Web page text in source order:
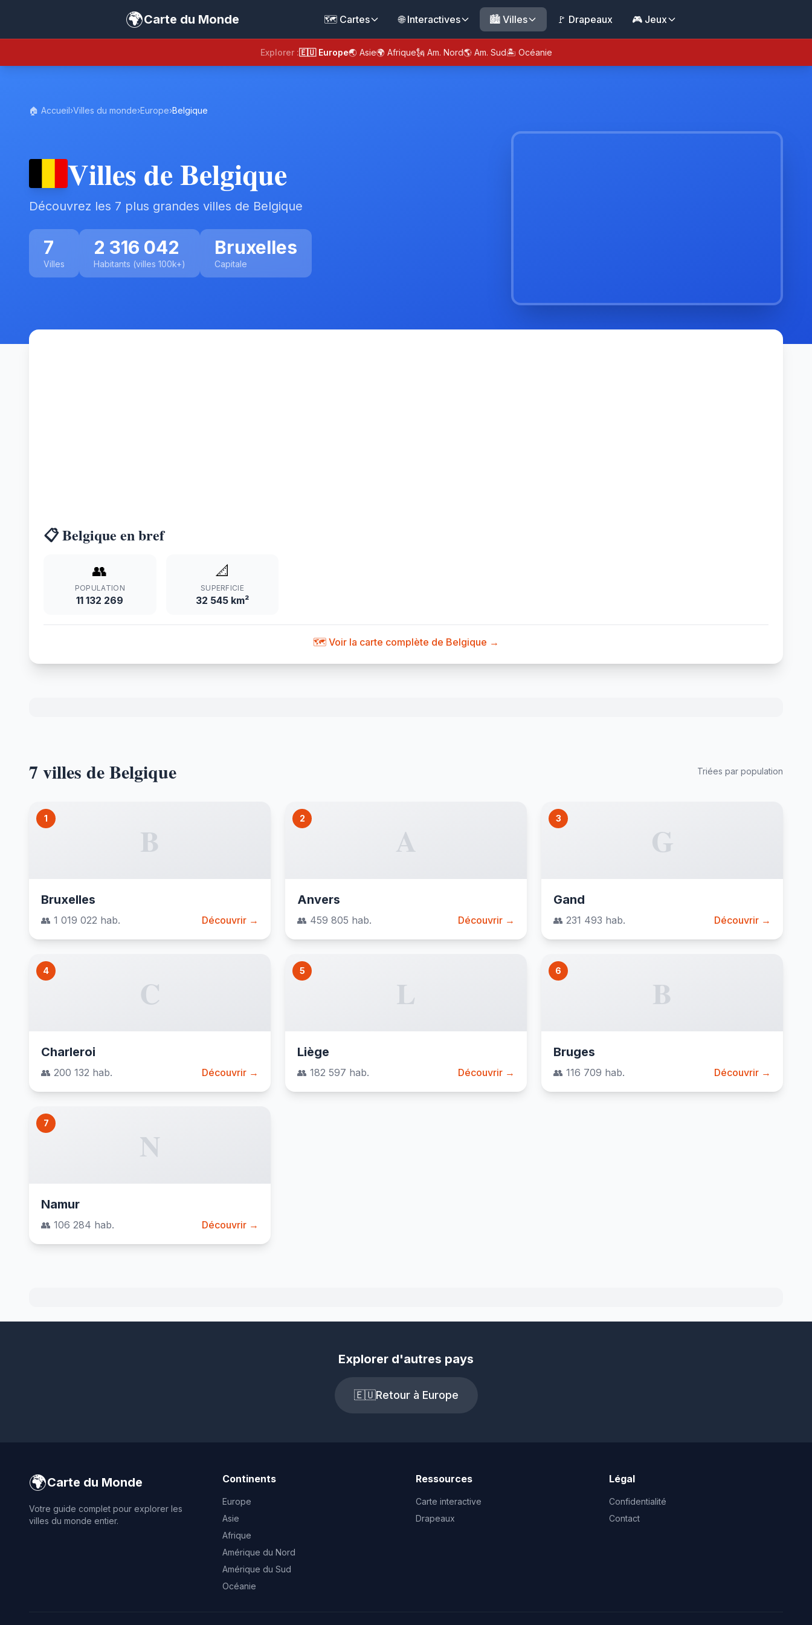
🌍Carte du Monde 🗺️ Cartes 🌐 Interactives 🏙️ Villes 🚩 Drapeaux 🎮 Jeux
Explorer :🇪🇺 Europe🌏 Asie🌍 Afrique🗽 Am. Nord🌎 Am. Sud🏝️ Océanie
🏠 Accueil›Villes du monde›Europe›Belgique
Villes de Belgique
Découvrez les 7 plus grandes villes de Belgique
7
Villes
2 316 042
Habitants (villes 100k+)
Bruxelles
Capitale
📋 Belgique en bref
👥
POPULATION
11 132 269
📐
SUPERFICIE
32 545 km²
🗺️ Voir la carte complète de Belgique →
7 villes de Belgique Triées par population
1
B
Bruxelles
👥 1 019 022 hab. Découvrir →
2
A
Anvers
👥 459 805 hab. Découvrir →
3
G
Gand
👥 231 493 hab. Découvrir →
4
C
Charleroi
👥 200 132 hab. Découvrir →
5
L
Liège
👥 182 597 hab. Découvrir →
6
B
Bruges
👥 116 709 hab. Découvrir →
7
N
Namur
👥 106 284 hab. Découvrir →
Explorer d'autres pays
🇪🇺Retour à Europe
🌍Carte du Monde
Votre guide complet pour explorer les
villes du monde entier.
Continents
Europe
Asie
Afrique
Amérique du Nord
Amérique du Sud
Océanie
Ressources
Carte interactive
Drapeaux
Légal
Confidentialité
Contact